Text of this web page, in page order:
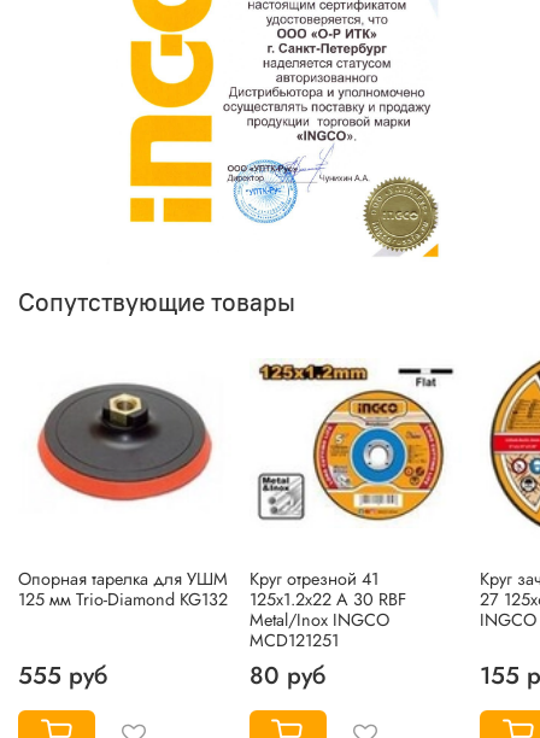
Сопутствующие товары
Опорная тарелка для УШМ
125 мм Trio-Diamond KG132
555 руб
Круг отрезной 41
125х1.2х22 A 30 RBF
Metal/Inox INGCO
MCD121251
80 руб
Круг
27
155